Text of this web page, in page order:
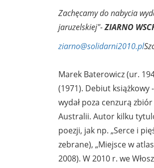
Zachęcamy do nabycia
jaruzelskiej"-ZIARNO
ziarno@solidarni2010.pl
Marek Baterowicz (ur.
(1971). Debiut książkowy
wydał poza cenzurą
Australii. Autor kilku
poezji, jak np. „Serce i
zebrane), „Miejsce w
2008). W 2010 r. we